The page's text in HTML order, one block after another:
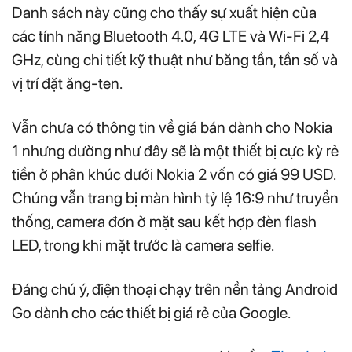
Danh sách này cũng cho thấy sự xuất hiện của
các tính năng Bluetooth 4.0, 4G LTE và Wi-Fi 2,4
GHz, cùng chi tiết kỹ thuật như băng tần, tần số và
vị trí đặt ăng-ten.
Vẫn chưa có thông tin về giá bán dành cho Nokia
1 nhưng dường như đây sẽ là một thiết bị cực kỳ rẻ
tiền ở phân khúc dưới Nokia 2 vốn có giá 99 USD.
Chúng vẫn trang bị màn hình tỷ lệ 16:9 như truyền
thống, camera đơn ở mặt sau kết hợp đèn flash
LED, trong khi mặt trước là camera selfie.
Đáng chú ý, điện thoại chạy trên nền tảng Android
Go dành cho các thiết bị giá rẻ của Google.